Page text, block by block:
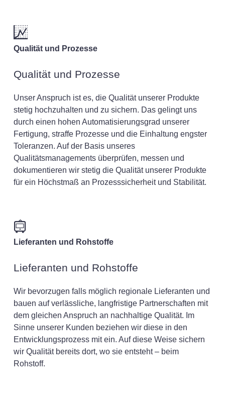
Qualität und Prozesse
Qualität und Prozesse
Unser Anspruch ist es, die Qualität unserer Produkte
stetig hochzuhalten und zu sichern. Das gelingt uns
durch einen hohen Automatisierungsgrad unserer
Fertigung, straffe Prozesse und die Einhaltung engster
Toleranzen. Auf der Basis unseres
Qualitätsmanagements überprüfen, messen und
dokumentieren wir stetig die Qualität unserer Produkte
für ein Höchstmaß an Prozesssicherheit und Stabilität.
Lieferanten und Rohstoffe
Lieferanten und Rohstoffe
Wir bevorzugen falls möglich regionale Lieferanten und
bauen auf verlässliche, langfristige Partnerschaften mit
dem gleichen Anspruch an nachhaltige Qualität. Im
Sinne unserer Kunden beziehen wir diese in den
Entwicklungsprozess mit ein. Auf diese Weise sichern
wir Qualität bereits dort, wo sie entsteht – beim
Rohstoff.